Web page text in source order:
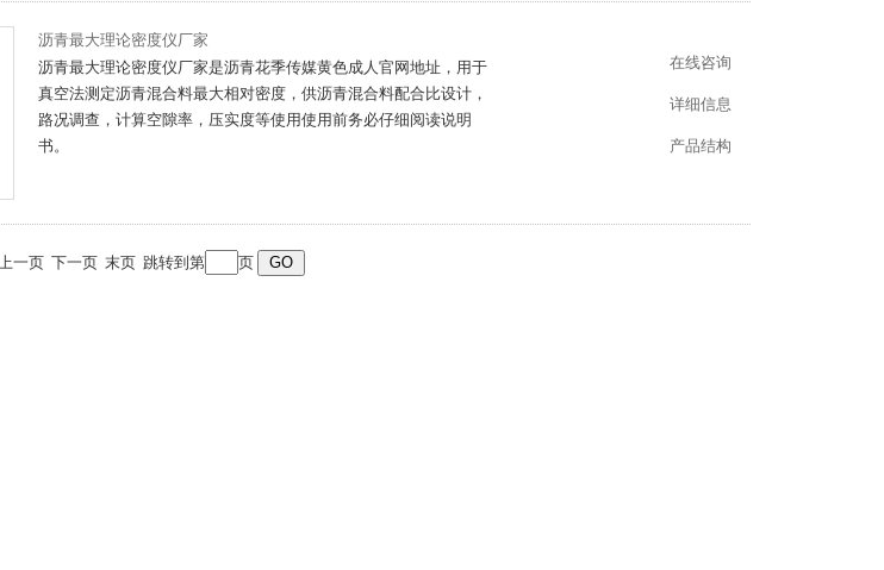
沥青最大理论密度仪厂家
沥青最大理论密度仪厂家是沥青花季传媒黄色成人官网地址，用于
真空法测定沥青混合料最大相对密度，供沥青混合料配合比设计，
路况调查，计算空隙率，压实度等使用使用前务必仔细阅读说明
书。
在线咨询
详细信息
产品结构
上一页 下一页 末页 跳转到第 页